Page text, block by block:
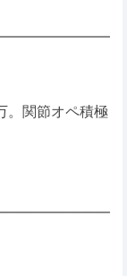
。関節オペ積極